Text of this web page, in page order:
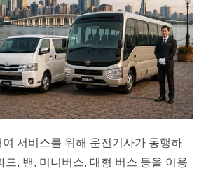
서비스를 위해 운전기사가 동행하
, 밴, 미니버스, 대형 버스 등을 이용